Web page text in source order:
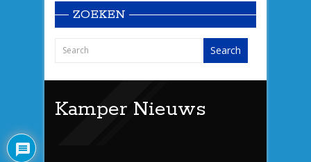
ZOEKEN
Kamper Nieuws